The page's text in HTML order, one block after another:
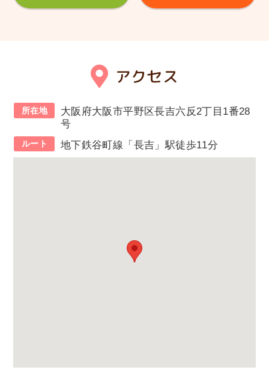
アクセス
所在地
大阪府大阪市平野区長吉六反2丁目1番28
号
ルート 地下鉄谷町線「長吉」駅徒歩11分